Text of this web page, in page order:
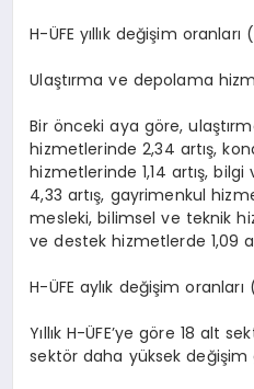
H-ÜFE yıllık değişim oranları
Ulaştırma ve depolama
Bir önceki aya göre,
hizmetlerinde 2,34 artış,
hizmetlerinde 1,14 artış,
4,33 artış, gayrimenkul
mesleki, bilimsel ve teknik
ve destek hizmetlerde 1,09
H-ÜFE aylık değişim
Yıllık H-ÜFE’ye göre 18 alt
sektör daha yüksek değişim